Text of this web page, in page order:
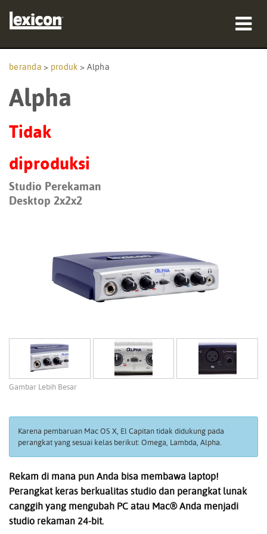
produk
tempat membeli
pelatihan
dukungan
Bahasa/Wilayah
beranda > produk > Alpha
Alpha
Tidak
diproduksi
Studio Perekaman
Desktop 2x2x2
Gambar Lebih Besar
Karena pembaruan Mac OS X, El Capitan tidak didukung pada
perangkat yang sesuai kelas berikut: Omega, Lambda, Alpha.
Rekam di mana pun Anda bisa membawa laptop!
Perangkat keras berkualitas studio dan perangkat lunak
canggih yang mengubah PC atau Mac® Anda menjadi
studio rekaman 24-bit.